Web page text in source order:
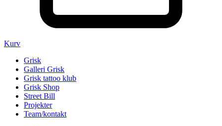
Kurv
Grisk
Galleri Grisk
Grisk tattoo klub
Grisk Shop
Street Bill
Projekter
Team/kontakt